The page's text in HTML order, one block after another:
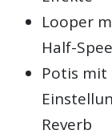
Looper
Half-
Potis mit
Reverb